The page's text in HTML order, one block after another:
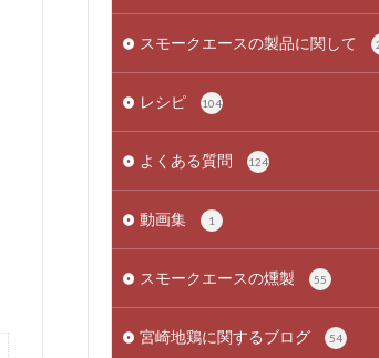
スモークエースの製品に関して
レシピ 104
よくある質問 124
動画集 1
スモークエースの燻製 55
宮崎地鶏に関するブログ 54